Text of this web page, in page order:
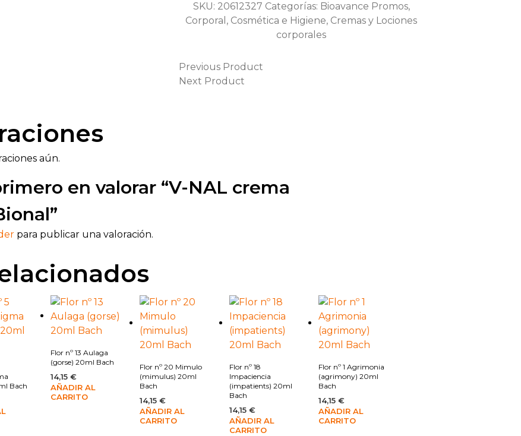
SKU: 20612327 Categorías: Bioavance Promos,
Corporal , Cosmética e Higiene, Cremas y Lociones
corporales
Previous Product
Next Product
aún.
en valorar “V-NAL crema
para publicar una valoración.
Bach
Añadir a la lista de deseos
Flor nº 13 Aulaga
(gorse) 20ml Bach
14,15 €
AÑADIR AL
CARRITO
Añadir a la lista de deseos
Flor nº 20 Mimulo
(mimulus) 20ml
Bach
14,15 €
AÑADIR AL
CARRITO
Añadir a la lista de deseos
Flor nº 18
Impaciencia
(impatients) 20ml
Bach
14,15 €
AÑADIR AL
CARRITO
Añadir a la lista de deseos
Flor nº 1 Agrimonia
(agrimony) 20ml
Bach
14,15 €
AÑADIR AL
CARRITO